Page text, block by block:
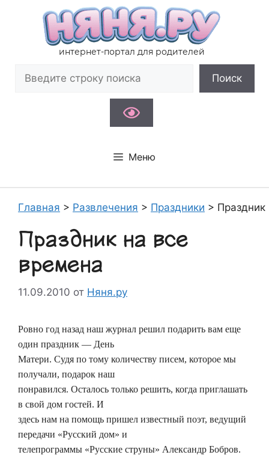
содержимому
интернет-портал для родителей
Поиск
Меню
Главная > Развлечения > Праздники >
Праздник на все
времена
11.09.2010 от Няня.ру
Ровно год назад наш журнал решил подарить вам еще
один праздник — День
Матери. Судя по тому количеству писем, которое мы
получали, подарок наш
понравился. Осталось только решить, когда приглашать
в свой дом гостей. И
здесь нам на помощь пришел известный поэт, ведущий
передачи «Русский дом» и
телепрограммы «Русские струны» Александр Бобров.